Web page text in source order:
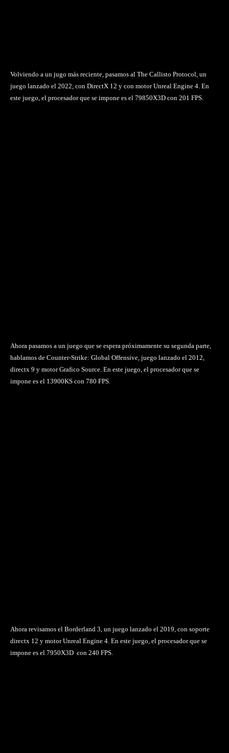
Volviendo a un jugo más reciente, pasamos al The Callisto Protocol, un
juego lanzado el 2022, con DirectX 12 y con motor Unreal Engine 4. En
este juego, el procesador que se impone es el 79850X3D con 201 FPS.
Ahora pasamos a un juego que se espera próximamente su segunda parte,
hablamos de Counter-Strike: Global Offensive, juego lanzado el 2012,
directx 9 y motor Grafico Source. En este juego, el procesador que se
impone es el 13900KS con 780 FPS.
Ahora revisamos el Borderland 3, un juego lanzado el 2019, con soporte
directx 12 y motor Unreal Engine 4. En este juego, el procesador que se
impone es el 7950X3D con 240 FPS.